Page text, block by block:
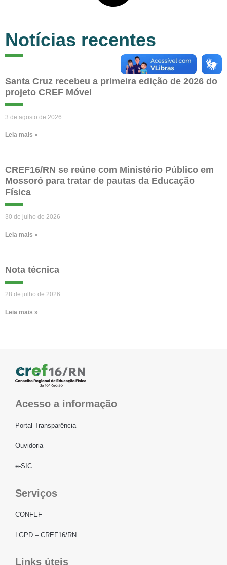
Notícias recentes
Santa Cruz recebeu a primeira edição de 2026 do
projeto CREF Móvel
3 de agosto de 2026
Leia mais »
CREF16/RN se reúne com Ministério Público em
Mossoró para tratar de pautas da Educação
Física
30 de julho de 2026
Leia mais »
Nota técnica
28 de julho de 2026
Leia mais »
Acesso a informação
Portal Transparência
Ouvidoria
e-SIC
Serviços
CONFEF
LGPD – CREF16/RN
Links úteis